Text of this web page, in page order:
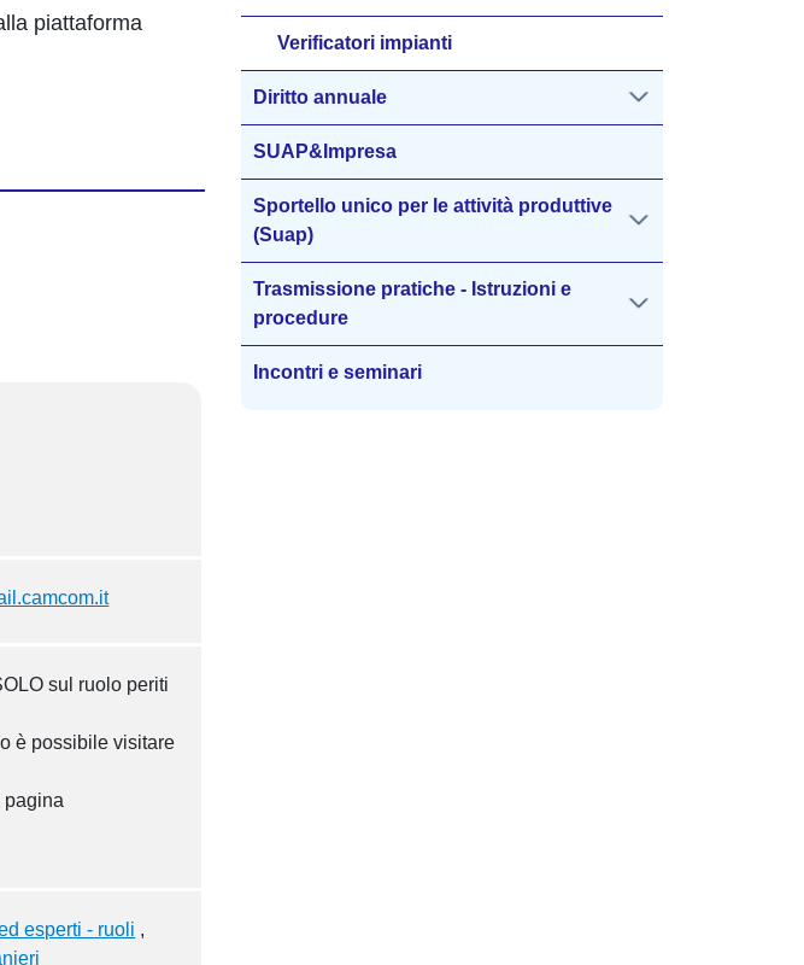
piattaforma
sul ruolo periti
è possibile visitare
pagina
esperti - ruoli
Verificatori impianti
Diritto annuale
SUAP&Impresa
Sportello unico per le attività produttive
(Suap)
Trasmissione pratiche - Istruzioni e
procedure
Incontri e seminari